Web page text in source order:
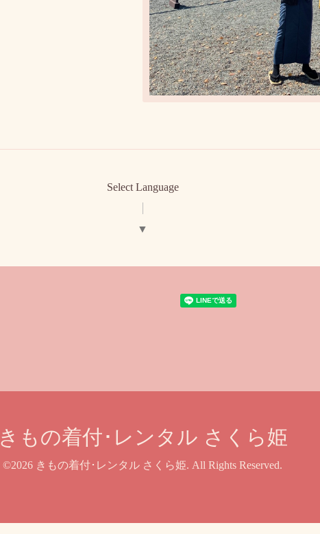
Select Language
▼
きもの着付･レンタル さくら姫
©2026 きもの着付･レンタル さくら姫. All Rights Reserved.